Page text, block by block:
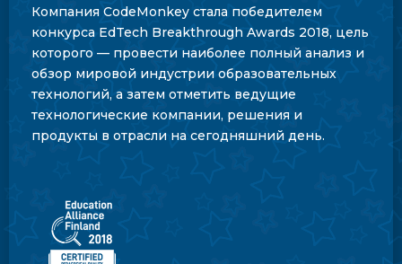
Компания CodeMonkey стала победителем
конкурса EdTech Breakthrough Awards 2018, цель
которого — провести наиболее полный анализ и
обзор мировой индустрии образовательных
технологий, а затем отметить ведущие
технологические компании, решения и
продукты в отрасли на сегодняшний день.